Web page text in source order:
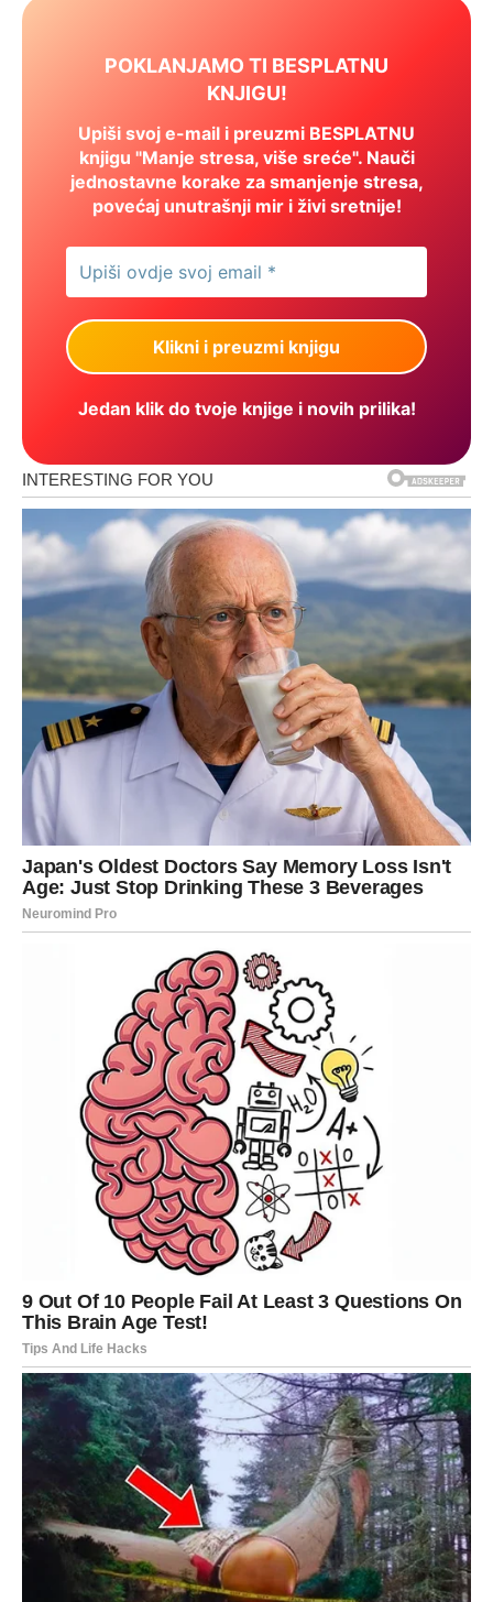
POKLANJAMO TI BESPLATNU
KNJIGU!
Upiši svoj e-mail i preuzmi BESPLATNU
knjigu "Manje stresa, više sreće". Nauči
jednostavne korake za smanjenje stresa,
povećaj unutrašnji mir i živi sretnije!
Jedan klik do tvoje knjige i novih prilika!